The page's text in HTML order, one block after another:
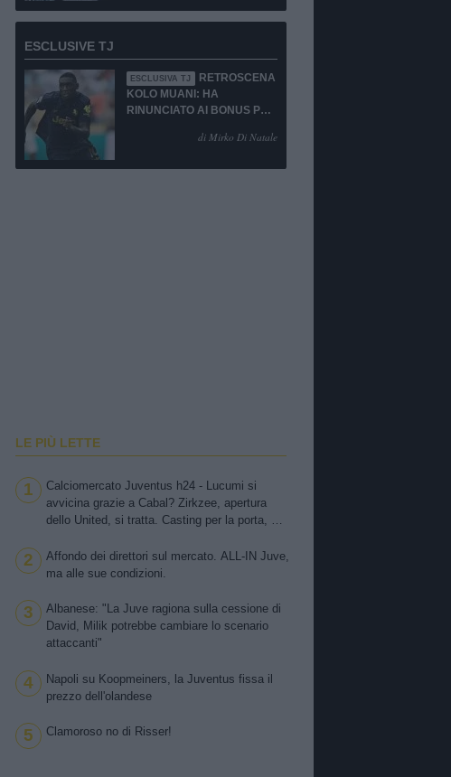
ESCLUSIVE TJ
ESCLUSIVA TJ
RETROSCENA
KOLO MUANI: HA
RINUNCIATO AI BONUS PUR
di Mirko Di Natale
LE PIÙ LETTE
1
Calciomercato Juventus h24 - Lucumi si
avvicina grazie a Cabal? Zirkzee, apertura
dello United, si tratta. Casting per la porta, ma
2
Affondo dei direttori sul mercato. ALL-IN Juve,
ma alle sue condizioni.
3
Albanese: "La Juve ragiona sulla cessione di
David, Milik potrebbe cambiare lo scenario
attaccanti"
4
Napoli su Koopmeiners, la Juventus fissa il
prezzo dell'olandese
5 Clamoroso no di Risser!